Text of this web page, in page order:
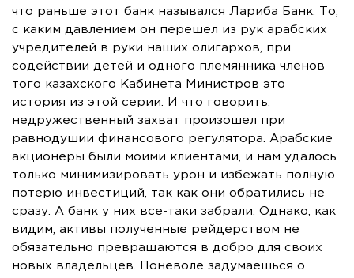
что раньше этот банк назывался Лариба Банк. То,
с каким давлением он перешел из рук арабских
учредителей в руки наших олигархов, при
содействии детей и одного племянника членов
того казахского Кабинета Министров это
история из этой серии. И что говорить,
недружественный захват произошел при
равнодушии финансового регулятора. Арабские
акционеры были моими клиентами, и нам удалось
только минимизировать урон и избежать полную
потерю инвестиций, так как они обратились не
сразу. А банк у них все-таки забрали. Однако, как
видим, активы полученные рейдерством не
обязательно превращаются в добро для своих
новых владельцев. Поневоле задумаешься о